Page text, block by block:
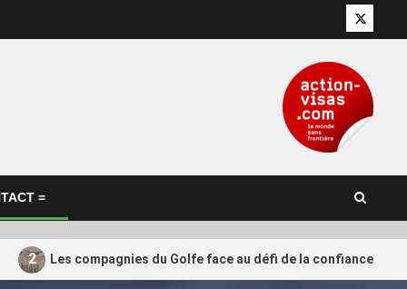
Twitter
=
2 Les compagnies du Golfe face au défi de la confiance